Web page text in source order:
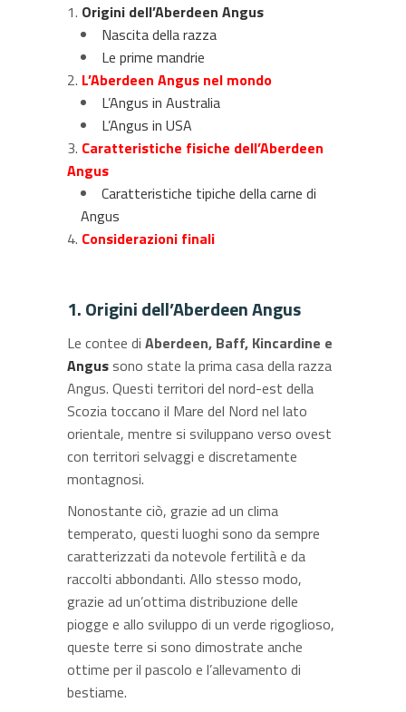
Origini dell’Aberdeen Angus
Nascita della razza
Le prime mandrie
L’Aberdeen Angus nel mondo
L’Angus in Australia
L’Angus in USA
Caratteristiche fisiche dell’Aberdeen
Angus
Caratteristiche tipiche della carne di
Angus
Considerazioni finali
1. Origini dell’Aberdeen Angus
Le contee di Aberdeen, Baff, Kincardine e
Angussono state la prima casa della razza
Angus. Questi territori del nord-est della
Scozia toccano il Mare del Nord nel lato
orientale, mentre si sviluppano verso ovest
con territori selvaggi e discretamente
montagnosi.
Nonostante ciò, grazie ad un clima
temperato, questi luoghi sono da sempre
caratterizzati da notevole fertilità e da
raccolti abbondanti. Allo stesso modo,
grazie ad un’ottima distribuzione delle
piogge e allo sviluppo di un verde rigoglioso,
queste terre si sono dimostrate anche
ottime per il pascolo e l’allevamento di
bestiame.